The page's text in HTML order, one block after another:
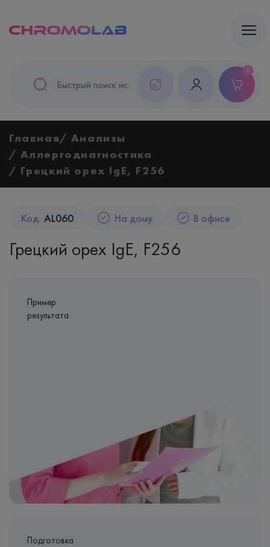
0
Главная
Анализы
Аллергодиагностика
Грецкий орех IgE, F256
Код: AL060 На дому В офисе
Грецкий орех IgE, F256
Пример
результата
Подготовка